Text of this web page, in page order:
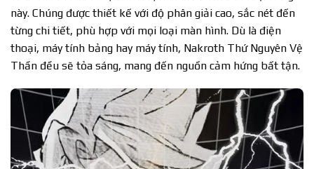
này. Chúng được thiết kế với độ phân giải cao, sắc nét đến
từng chi tiết, phù hợp với mọi loại màn hình. Dù là điện
thoại, máy tính bảng hay máy tính, Nakroth Thứ Nguyên Vệ
Thần đều sẽ tỏa sáng, mang đến nguồn cảm hứng bất tận.